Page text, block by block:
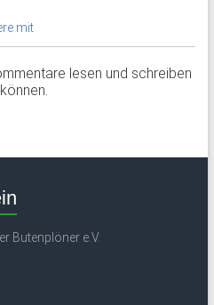
mit
lesen und schreiben
Butenplöner e.V.